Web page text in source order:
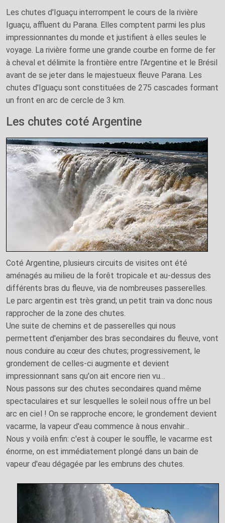
Les chutes d'Iguaçu interrompent le cours de la rivière
Iguaçu, affluent du Parana. Elles comptent parmi les plus
impressionnantes du monde et justifient à elles seules le
voyage. La rivière forme une grande courbe en forme de fer
à cheval et délimite la frontière entre l'Argentine et le Brésil
avant de se jeter dans le majestueux fleuve Parana. Les
chutes d'Iguaçu sont constituées de 275 cascades formant
un front en arc de cercle de 3 km.
Les chutes coté Argentine
Coté Argentine, plusieurs circuits de visites ont été
aménagés au milieu de la forêt tropicale et au-dessus des
différents bras du fleuve, via de nombreuses passerelles.
Le parc argentin est très grand; un petit train va donc nous
rapprocher de la zone des chutes.
Une suite de chemins et de passerelles qui nous
permettent d'enjamber des bras secondaires du fleuve, vont
nous conduire au cœur des chutes; progressivement, le
grondement de celles-ci augmente et devient
impressionnant sans qu'on ait encore rien vu…
Nous passons sur des chutes secondaires quand même
spectaculaires et sur lesquelles le soleil nous offre un bel
arc en ciel ! On se rapproche encore; le grondement devient
vacarme, la vapeur d'eau commence à nous envahir…
Nous y voilà enfin: c'est à couper le souffle, le vacarme est
énorme, on est immédiatement plongé dans un bain de
vapeur d'eau dégagée par les embruns des chutes.